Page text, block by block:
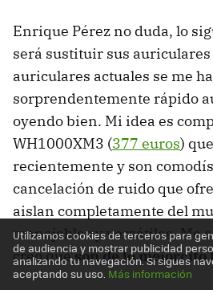
Enrique Pérez no duda, lo
será sustituir sus
auriculares actuales se me
sorprendentemente rápido
oyendo bien. Mi idea es
WH1000XM3 (377 euros)
recientemente y son
cancelación de ruido que
aislan completamente del
manejables y versátiles. Me
creo queson de lo mejorcito
Utilizamos cookies de terceros para
de audiencia y mostrar publicidad
analizando tu navegación. Si sigues
aceptando su uso. Más información